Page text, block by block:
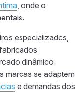
, onde o
especializados,
dinâmico
marcas se adaptem
e demandas dos